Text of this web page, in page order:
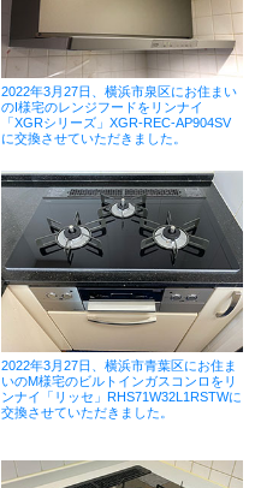
2022年3月27日、横浜市泉区にお住まい
のI様宅のレンジフードをリンナイ
「XGRシリーズ」XGR-REC-AP904SV
に交換させていただきました。
2022年3月27日、横浜市青葉区にお住ま
いのM様宅のビルトインガスコンロをリ
ンナイ「リッセ」RHS71W32L1RSTWに
交換させていただきました。